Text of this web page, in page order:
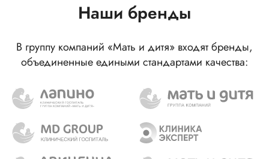
Наши бренды
В группу компаний «Мать и дитя» входят бренды,
объединенные едиными стандартами качества: